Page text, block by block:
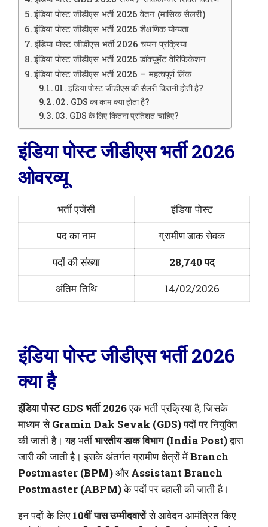
इंडिया पोस्ट जीडीएस भर्ती 2026 वेतन (मासिक सैलरी)
इंडिया पोस्ट जीडीएस भर्ती 2026 शैक्षणिक योग्यता
इंडिया पोस्ट जीडीएस भर्ती 2026 चयन प्रक्रिया
इंडिया पोस्ट जीडीएस भर्ती 2026 डॉक्यूमेंट वेरिफिकेशन
इंडिया पोस्ट जीडीएस भर्ती 2026 – महत्वपूर्ण लिंक
01. इंडिया पोस्ट जीडीएस की सैलरी कितनी होती है?
02. GDS का काम क्या होता है?
03. GDS के लिए कितना प्रतिशत चाहिए?
इंडिया पोस्ट जीडीएस भर्ती 2026
ओवरव्यू
भर्ती एजेंसी
इंडिया पोस्ट
पद का नाम
ग्रामीण डाक सेवक
पदों की संख्या
28,740 पद
अंतिम तिथि
14/02/2026
इंडिया पोस्ट जीडीएस भर्ती 2026
क्या है
इंडिया पोस्ट GDS भर्ती 2026एक भर्ती प्रक्रिया है, जिसके
माध्यम सेGramin Dak Sevak (GDS)पदों पर नियुक्ति
की जाती है। यह भर्तीभारतीय डाक विभाग (India Post)द्वारा
जारी की जाती है। इसके अंतर्गत ग्रामीण क्षेत्रों मेंBranch
Postmaster (BPM)औरAssistant Branch
Postmaster (ABPM)के पदों पर बहाली की जाती है।
इन पदों के लिए10वीं पास उम्मीदवारोंसे आवेदन आमंत्रित किए